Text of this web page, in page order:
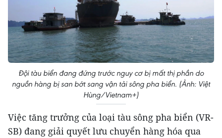
Đội tàu biển đang đứng trước nguy cơ bị mất thị phần do
nguồn hàng bị san bớt sang vận tải sông pha biển. (Ảnh: Việt
Hùng/Vietnam+)
Việc tăng trưởng của loại tàu sông pha biển (VR-
SB) đang giải quyết lưu chuyển hàng hóa qua